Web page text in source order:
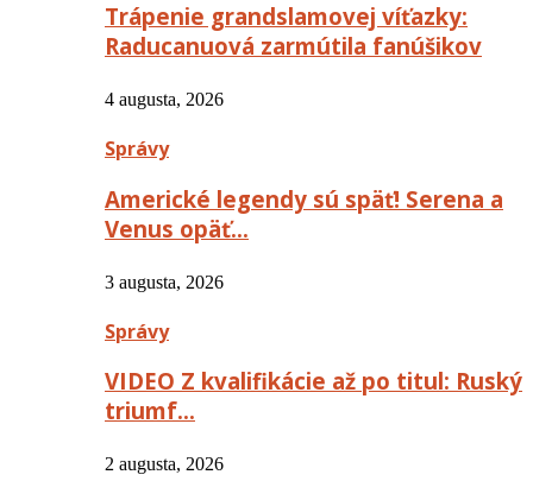
Trápenie grandslamovej víťazky:
Raducanuová zarmútila fanúšikov
4 augusta, 2026
Správy
Americké legendy sú späť! Serena a
Venus opäť…
3 augusta, 2026
Správy
VIDEO Z kvalifikácie až po titul: Ruský
triumf…
2 augusta, 2026